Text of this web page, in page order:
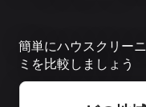
簡単にハウスクリー
ミを比較しましょう